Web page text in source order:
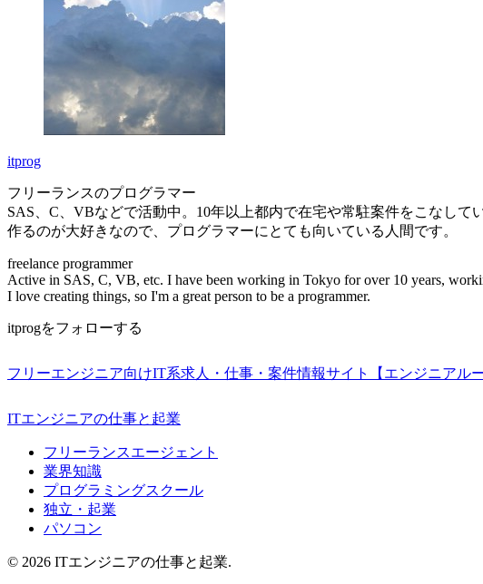
itprog
フリーランスのプログラマー
SAS、C、VBなどで活動中。10年以上都内で在宅や常駐案件をこなして
作るのが大好きなので、プログラマーにとても向いている人間です。
freelance programmer
Active in SAS, C, VB, etc. I have been working in Tokyo for over 10 years,
I love creating things, so I'm a great person to be a programmer.
itprogをフォローする
フリーエンジニア向けIT系求人・仕事・案件情報サイト【エンジニアルー
ITエンジニアの仕事と起業
フリーランスエージェント
業界知識
プログラミングスクール
独立・起業
パソコン
© 2026 ITエンジニアの仕事と起業.